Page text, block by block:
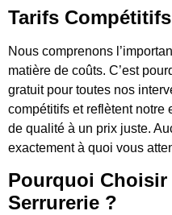
Tarifs
Nous comprenons
matière de coûts. C’est
gratuit pour toutes nos
compétitifs et reflètent notre
de qualité à un prix juste.
exactement à quoi vous
Pourquoi Choisir
Serrurerie ?